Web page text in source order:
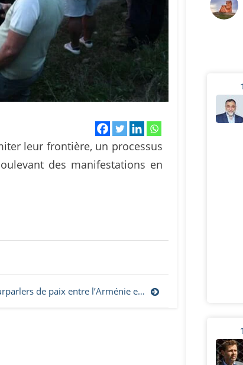
leur frontière, un processus
des manifestations en
France 24 : Pourparlers de paix entre l’Arménie et l’Azerbaïdjan au Kazakhstan après des manifestations à Erevan